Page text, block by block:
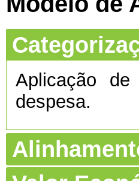
Aplicação
despesa.